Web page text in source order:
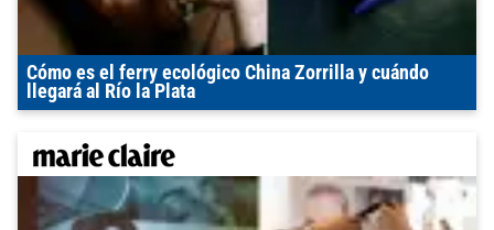
Cómo es el ferry ecológico China Zorrilla y cuándo
llegará al Río la Plata